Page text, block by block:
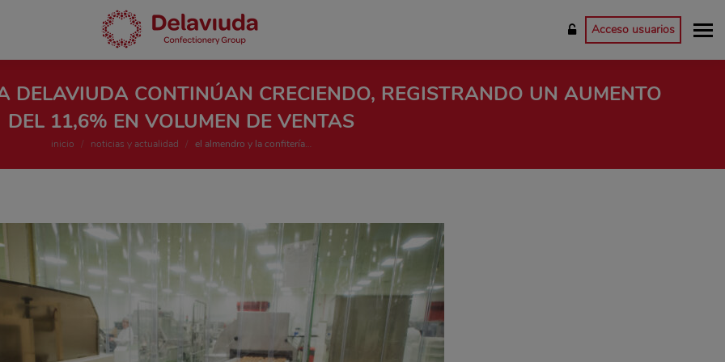
Acceso usuarios
DELAVIUDA CONTINÚAN CRECIENDO, REGISTRANDO UN AUMENTO
DEL 11,6% EN VOLUMEN DE VENTAS
Estás aquí:
inicio noticias y actualidad el almendro y la confitería…